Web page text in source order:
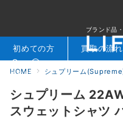
ブランド品
検索 お問合せ
初めての方 買取の流れ
HOME シュプリーム
シュプリーム
スウェットシャツ